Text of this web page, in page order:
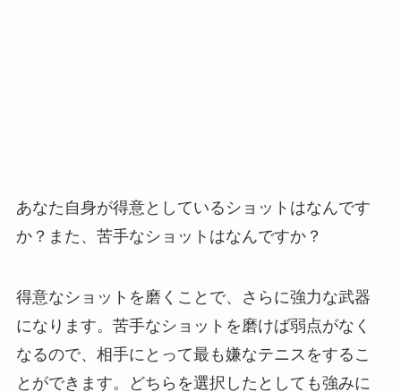
あなた自身が得意としているショットはなんです
か？また、苦手なショットはなんですか？
得意なショットを磨くことで、さらに強力な武器
になります。苦手なショットを磨けば弱点がなく
なるので、相手にとって最も嫌なテニスをするこ
とができます。どちらを選択したとしても強みに